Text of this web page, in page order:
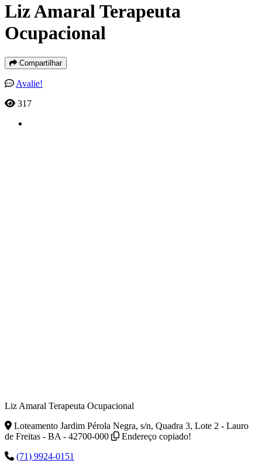
Liz Amaral Terapeuta
Ocupacional
Compartilhar
Avalie!
317
Liz Amaral Terapeuta Ocupacional
Loteamento Jardim Pérola Negra, s/n, Quadra 3, Lote 2 - Lauro
de Freitas - BA - 42700-000
Endereço copiado!
(71) 9924-0151